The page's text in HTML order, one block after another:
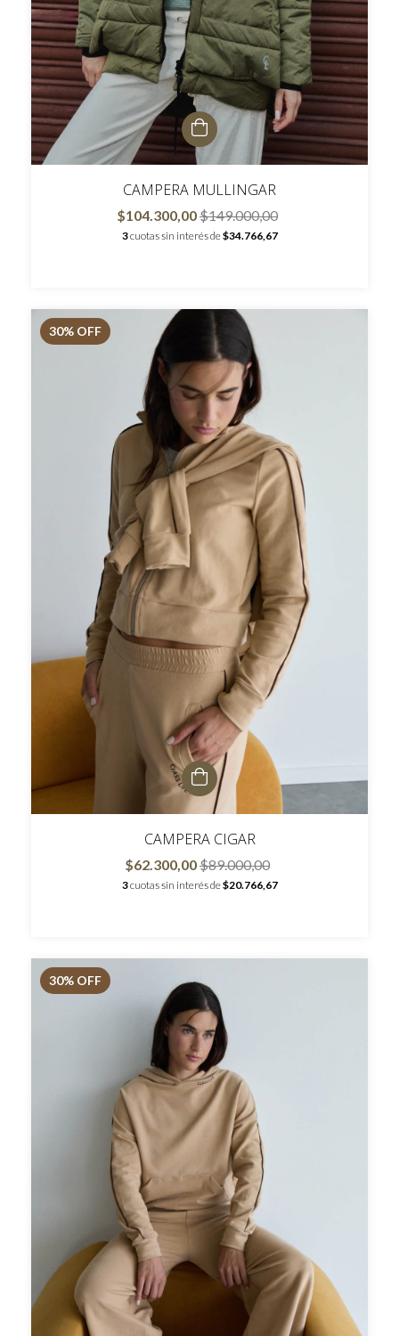
CAMPERA MULLINGAR
$104.300,00$149.000,00
3cuotas sin interés de$34.766,67
30% OFF
CAMPERA CIGAR
$62.300,00$89.000,00
3cuotas sin interés de$20.766,67
30% OFF